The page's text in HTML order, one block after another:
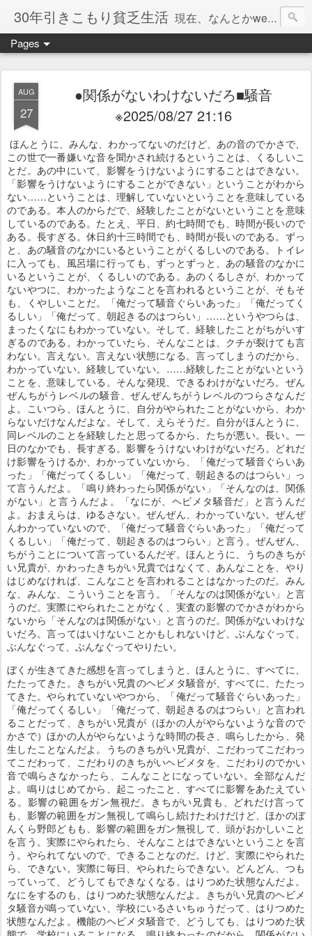
30年引きこもり貧乏生活 現在、なんとかweb系の仕事で食べています。このブログで扱う問題は「この世とはなにか」「人生とはなにか」「人間とはなにか」「強迫神経症の原因と解決法」「うつ病の原因と寄り添う方法」「家族の問題」などについてです。
Pages
AUG
27
●関係がないわけないだろ■騒音
※2025/08/27 21:16
ほんとうに、みんな、わかってないのだけど、あの音のでかさで、
この世で一番嫌いな音を聞かされ続けるということは、くるしいこ
とだ。あの中にいて、影響をうけないようにすることはできない。
「影響をうけないようにすることができない」ということがわから
ない……ということは、理解していないということを意味している
のである。本人のからだで、経験したことがないということを意味
しているのである。たとえ、平日、約七時間でも、時間が長いので
ある。長すぎる。休日約十三時間でも、時間が長いのである。ずっ
と、あの騒音のなかにいるということがくるしいのである。トイレ
に入っても、風呂場に行っても、ずっとずっと、あの騒音のなかに
いるということが、くるしいのである。あのくるしさが、わかって
ないやつに、わかったようなことを言われるということが、そもそ
も、くやしいことだ。「俺だって騒音ぐらいあった」「俺だってく
るしい」「俺だって、朝起きるのはつらい」……というやつらは、
まったくなにもわかっていない。そして、経験したことがちがいす
ぎるのである。わかっていたら、そんなことは、クチが裂けても言
わない。言えない。言えない状態になる。言ってしまうのだから、
わかっていない。経験していない。……経験したことがないという
ことを、意味している。そんな発現、できるわけがないだろ。ぜん
ぜんちがうレベルの騒音、ぜんぜんちがうレベルのつらさなんだ
よ。こいつら、ほんとうに、自分がやられたことがないから、わか
らないだけなんだよな。そして、えらそうだ。自分がほんとうに、
同レベルのことを経験したと思ってるから、たちが悪い。長い。一
日のなかでも、長すぎる。影響をうけないわけがないだろ。どれだ
け影響をうけるか、わかっていないから、「俺だって騒音ぐらいあ
った」「俺だってくるしい」「俺だって、朝起きるのはつらい」っ
て言うんだよ。「鳴り終わったら関係がない」「そんなのは、関係
がない」と言うんだよ。「なにが、ヘビメタ騒音だ」と言うんだ
よ。おまえらは、ゆるさない。ぜんぜん、わかっていない。ぜんぜ
んわかっていないので、「俺だって騒音ぐらいあった」「俺だって
くるしい」「俺だって、朝起きるのはつらい」と言う。ぜんぜん、
ちがうことについて言っているんだぞ。ほんとうに、うちのきちが
い兄貴が、かわったきちがい兄貴ではなくて、あんなことを、やり
はじめなければ、こんなことを言われることはなかったのだ。みん
な、みんな、こういうことを言う。「そんなのは関係がない」と言
うのだ。実際にやられたことがなく、実査の影響のでかさがわから
ないから「そんなのは関係がない」と言うのだ。関係がないわけな
いだろ。言ってはいけないことかもしれないけど、ぶんなぐって、
ぶんなぐって、ぶんなぐってやりたい。
ぼくが生きてきた感想を言ってしまうと、ほんとうに、すべてに、
たたってきた。きちがい兄貴のヘビメタ騒音が、すべてに、たたっ
てきた。やられていないやつから、「俺だって騒音ぐらいあった」
「俺だってくるしい」「俺だって、朝起きるのはつらい」と言われ
ることだって、きちがい兄貴が（ほかの人がやらないような音ので
かさで）ほかの人がやらないような時間の長さ、鳴らしたから、発
生したことなんだよ。うちのきちがい兄貴が、こだわってこだわっ
てこだわって、こだわりのきちがいヘビメタを、こだわりのでかい
音で鳴らさなかったら、こんなことになっていない。全部なんだ
よ。鳴りはじめてから、起こったこと、すべてに影響をあたえてい
る。影響の範囲をガン無視だ。きちがい兄貴も、どれだけ言って
も、影響の範囲をガン無視して鳴らし続けたわけだけど、ほかのぼ
んくら野郎どもも、影響の範囲をガン無視して、頭がおかしいこと
を言う。実際にやられたら、そんなことはできないということを言
う。やられてないので、できることなのだ。けど、実際にやられた
ら、できない。実際に毎日、やられたらできない。どんどん、つも
っていって、どうしてもできなくなる。はりつめた状態なんだよ。
なにをするのも、はりつめた状態なんだよ。きちがい兄貴のヘビメ
タ騒音が鳴っていない、学校にいるさいちゅうだって、はりつめた
状態なんだよ。機能のヘビメタ騒音で、どうしても、はりつめた状